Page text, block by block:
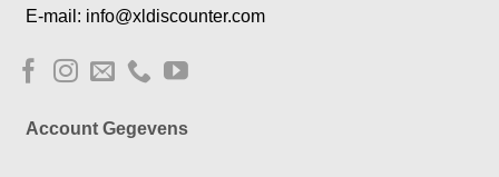
E-mail: info@xldiscounter.com
Account Gegevens